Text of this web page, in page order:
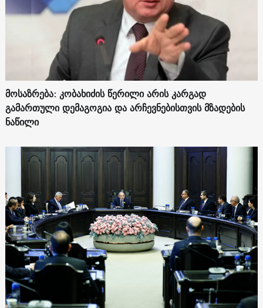
მოსაზრება: კობახიძის წერილი არის კარგად
გამართული დემაგოგია და არჩევნებისთვის მზადების
ნაწილი